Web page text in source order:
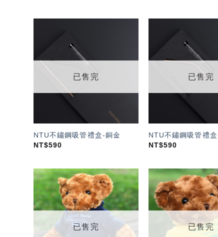
望輕
已售完
NTU不鏽鋼吸管禮盒-銅金
NT$590
已售完
NTU不鏽鋼吸管禮
NT$590
加入
「願
望輕
已售完 已售完